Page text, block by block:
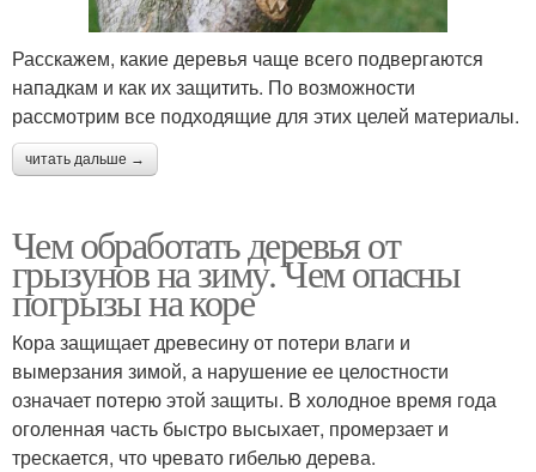
Расскажем, какие деревья чаще всего подвергаются
нападкам и как их защитить. По возможности
рассмотрим все подходящие для этих целей материалы.
читать дальше →
Чем обработать деревья от
грызунов на зиму. Чем опасны
погрызы на коре
Кора защищает древесину от потери влаги и
вымерзания зимой, а нарушение ее целостности
означает потерю этой защиты. В холодное время года
оголенная часть быстро высыхает, промерзает и
трескается, что чревато гибелью дерева.